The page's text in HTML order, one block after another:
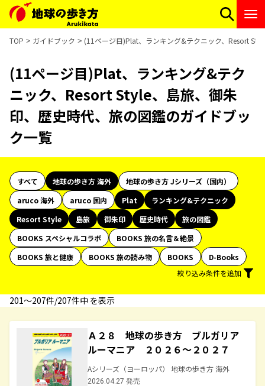
TOP ガイドブック (11ページ目)Plat、ランキング&テクニック、Resort
(11ページ目)Plat、ランキング&テク
ニック、Resort Style、島旅、御朱
印、歴史時代、旅の図鑑のガイドブッ
ク一覧
すべて 地球の歩き方 海外
地球の歩き方 Jシリーズ（国内）
aruco 海外
aruco 国内 Plat
ランキング&テクニック
Resort Style
島旅 御朱印 歴史時代
旅の図鑑
BOOKS スペシャルコラボ
BOOKS 旅の名言＆絶景
BOOKS 旅と健康
BOOKS 旅の読み物 BOOKS
D-Books
絞り込み条件を追加
201〜207件/207件中 を表示
Ａ２８ 地球の歩き方 ブルガリア
ルーマニア ２０２６～２０２７
Aシリーズ（ヨーロッパ） 地球の歩き方 海外
2026.04.27 発売